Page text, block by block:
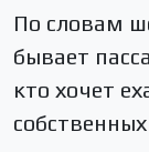
По словам
бывает
кто хочет